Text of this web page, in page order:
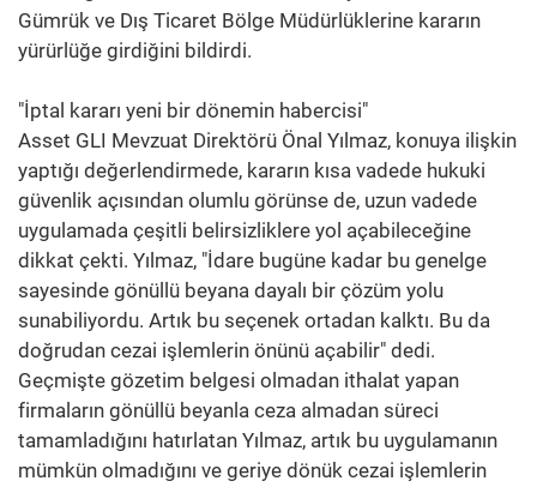
Gümrük ve Dış Ticaret Bölge Müdürlüklerine kararın
yürürlüğe girdiğini bildirdi.
"İptal kararı yeni bir dönemin habercisi"
Asset GLI Mevzuat Direktörü Önal Yılmaz, konuya ilişkin
yaptığı değerlendirmede, kararın kısa vadede hukuki
güvenlik açısından olumlu görünse de, uzun vadede
uygulamada çeşitli belirsizliklere yol açabileceğine
dikkat çekti. Yılmaz, "İdare bugüne kadar bu genelge
sayesinde gönüllü beyana dayalı bir çözüm yolu
sunabiliyordu. Artık bu seçenek ortadan kalktı. Bu da
doğrudan cezai işlemlerin önünü açabilir" dedi.
Geçmişte gözetim belgesi olmadan ithalat yapan
firmaların gönüllü beyanla ceza almadan süreci
tamamladığını hatırlatan Yılmaz, artık bu uygulamanın
mümkün olmadığını ve geriye dönük cezai işlemlerin